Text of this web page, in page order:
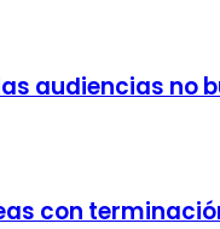
audiencias no
con